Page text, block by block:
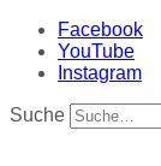
Facebook
YouTube
Instagram
Suche